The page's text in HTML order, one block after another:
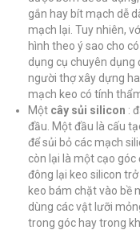
gắn hay bít mạch dễ
mạch lại. Tuy nhiên,
hình theo ý sao cho
dụng cụ chuyên dụng
người thợ xây dựng
mạch keo có tính
Một cây sủi silicon :
đầu. Một đầu là cấu
để sủi bỏ các mạch
còn lại là một cạo góc
đông lại keo silicon
keo bám chặt vào bề
dùng các vật lưỡi
trong góc hay trong